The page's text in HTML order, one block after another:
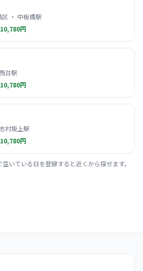
・ 中板橋駅
円
台駅
円
村坂上駅
円
いている日を登録すると近くから探せます。